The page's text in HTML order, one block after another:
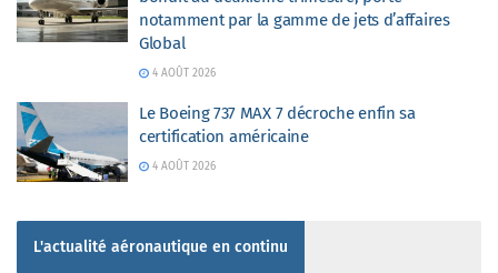
notamment par la gamme de jets d’affaires
Global
4 AOÛT 2026
Le Boeing 737 MAX 7 décroche enfin sa
certification américaine
4 AOÛT 2026
L'actualité aéronautique en continu